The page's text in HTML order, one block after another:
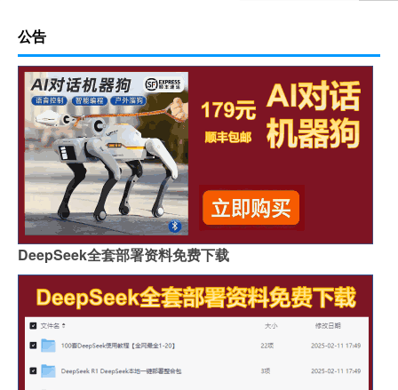
公告
DeepSeek全套部署资料免费下载